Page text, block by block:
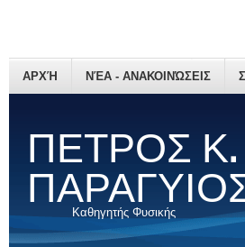
ΠΕΤΡΟΣ Κ.
Καθηγητής Φυσικής
ΑΡΧΉ ΝΈΑ - ΑΝΑΚΟΙΝΏΣΕΙΣ